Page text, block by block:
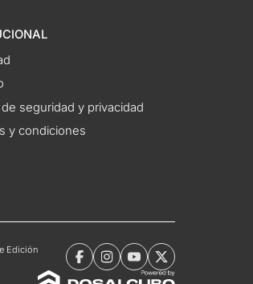
de seguridad y privacidad
y condiciones
Edición